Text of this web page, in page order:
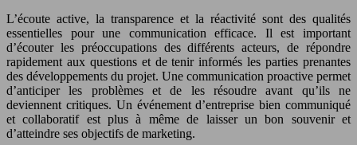
L’écoute active, la transparence et la réactivité sont des qualités
essentielles pour une communication efficace. Il est important
d’écouter les préoccupations des différents acteurs, de répondre
rapidement aux questions et de tenir informés les parties prenantes
des développements du projet. Une communication proactive permet
d’anticiper les problèmes et de les résoudre avant qu’ils ne
deviennent critiques. Un événement d’entreprise bien communiqué
et collaboratif est plus à même de laisser un bon souvenir et
d’atteindre ses objectifs de marketing.